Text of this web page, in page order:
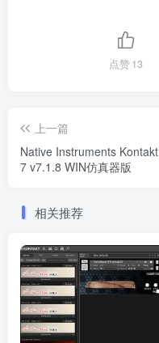
点赞13
上一篇
Native Instruments Kontakt
7 v7.1.8 WIN仿真器版
相关推荐